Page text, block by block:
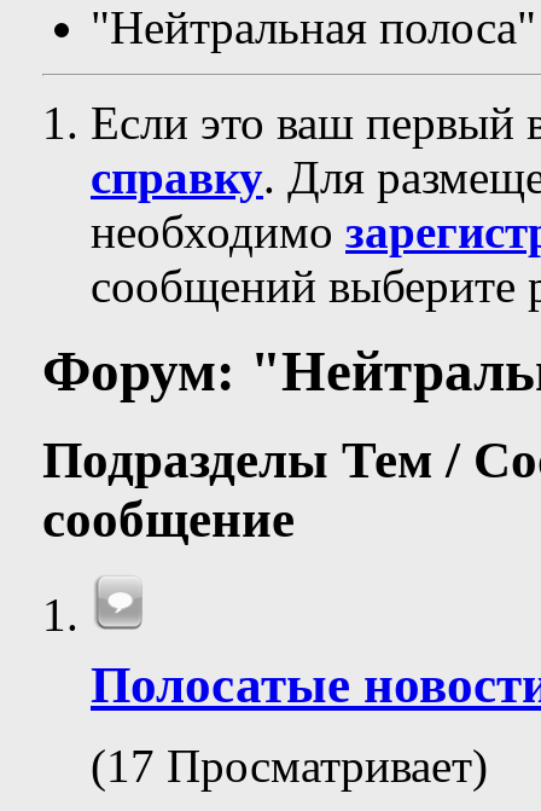
"Нейтральная полоса"
Если это ваш первый
справку. Для
необходимо
сообщений выберите
Форум:
Подразделы Тем /
сообщение
Полосатые
(17 Просматривает)